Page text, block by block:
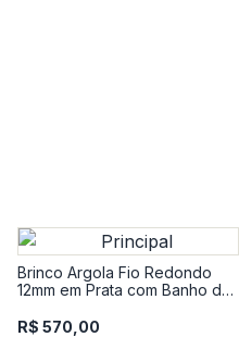
Brinco Argola Fio Redondo
12mm em Prata com Banho de
R$ 570,00